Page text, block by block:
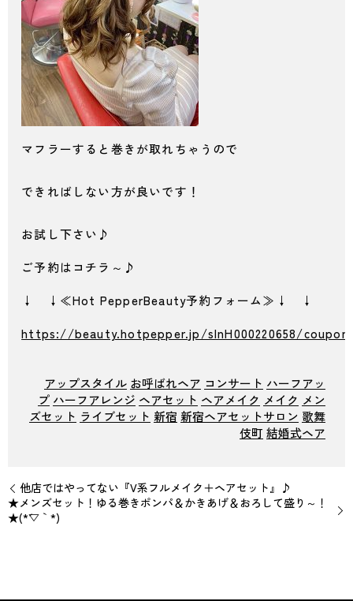
マフラーすると巻きが取れちゃうので
できればしない方が良いです！
お試し下さい♪
ご予約はコチラ～♪
↓ ↓≪Hot PepperBeauty予約フォーム≫↓ ↓
https://beauty.hotpepper.jp/slnH000220658/
アップスタイル お呼ばれヘア コンサート ハーフアッ
プ ハーフアレンジ ヘアセット ヘアメイク メイク メン
ズセット ライブセット 新宿 新宿ヘアセットサロン 歌舞
伎町 結婚式ヘア
他店ではやってない『V系フルメイク＋ヘアセット』♪
★メンズセット！ゆる巻きポンパ＆かきあげ＆おろして盛り～！
★(*´▽｀*)